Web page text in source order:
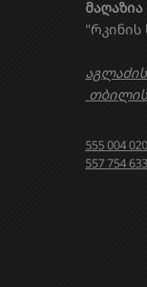
"რკინის
555 004 020
557 754 633